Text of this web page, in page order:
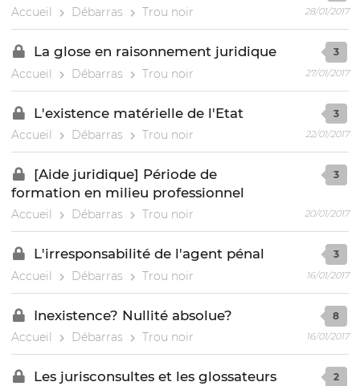
Accueil Débarras Trou noir 28/01/2017
La glose en raisonnement juridique
Accueil Débarras Trou noir
3
27/01/2017
L'existence matérielle de l'Etat
Accueil Débarras Trou noir
3
22/01/2017
[Aide juridique] Période de
formation en milieu professionnel
Accueil Débarras Trou noir
3
20/01/2017
L'irresponsabilité de l'agent pénal
Accueil Débarras Trou noir
3
16/01/2017
Inexistence? Nullité absolue?
Accueil Débarras Trou noir
8
16/01/2017
Les jurisconsultes et les glossateurs
2